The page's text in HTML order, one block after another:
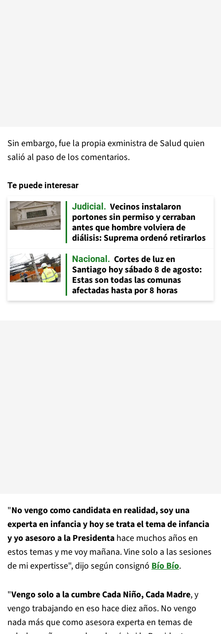
Sin embargo, fue la propia exministra de Salud quien
salió al paso de los comentarios.
Te puede interesar
Judicial
Vecinos instalaron
portones sin permiso y cerraban
antes que hombre volviera de
diálisis: Suprema ordenó retirarlos
Nacional
Cortes de luz en
Santiago hoy sábado 8 de agosto:
Estas son todas las comunas
afectadas hasta por 8 horas
"No vengo como candidata en realidad, soy una
experta en infancia y hoy se trata el tema de infancia
y yo asesoro a la Presidenta hace muchos años en
estos temas y me voy mañana. Vine solo a las sesiones
de mi expertisse", dijo según consignó Bío Bío.
"Vengo solo a la cumbre Cada Niño, Cada Madre, y
vengo trabajando en eso hace diez años. No vengo
nada más que como asesora experta en temas de